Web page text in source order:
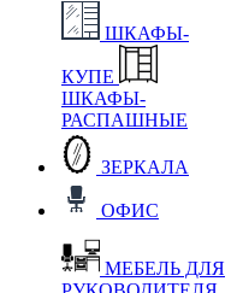
ШКАФЫ-
КУПЕ
ШКАФЫ-
РАСПАШНЫЕ
ЗЕРКАЛА
ОФИС
МЕБЕЛЬ ДЛЯ